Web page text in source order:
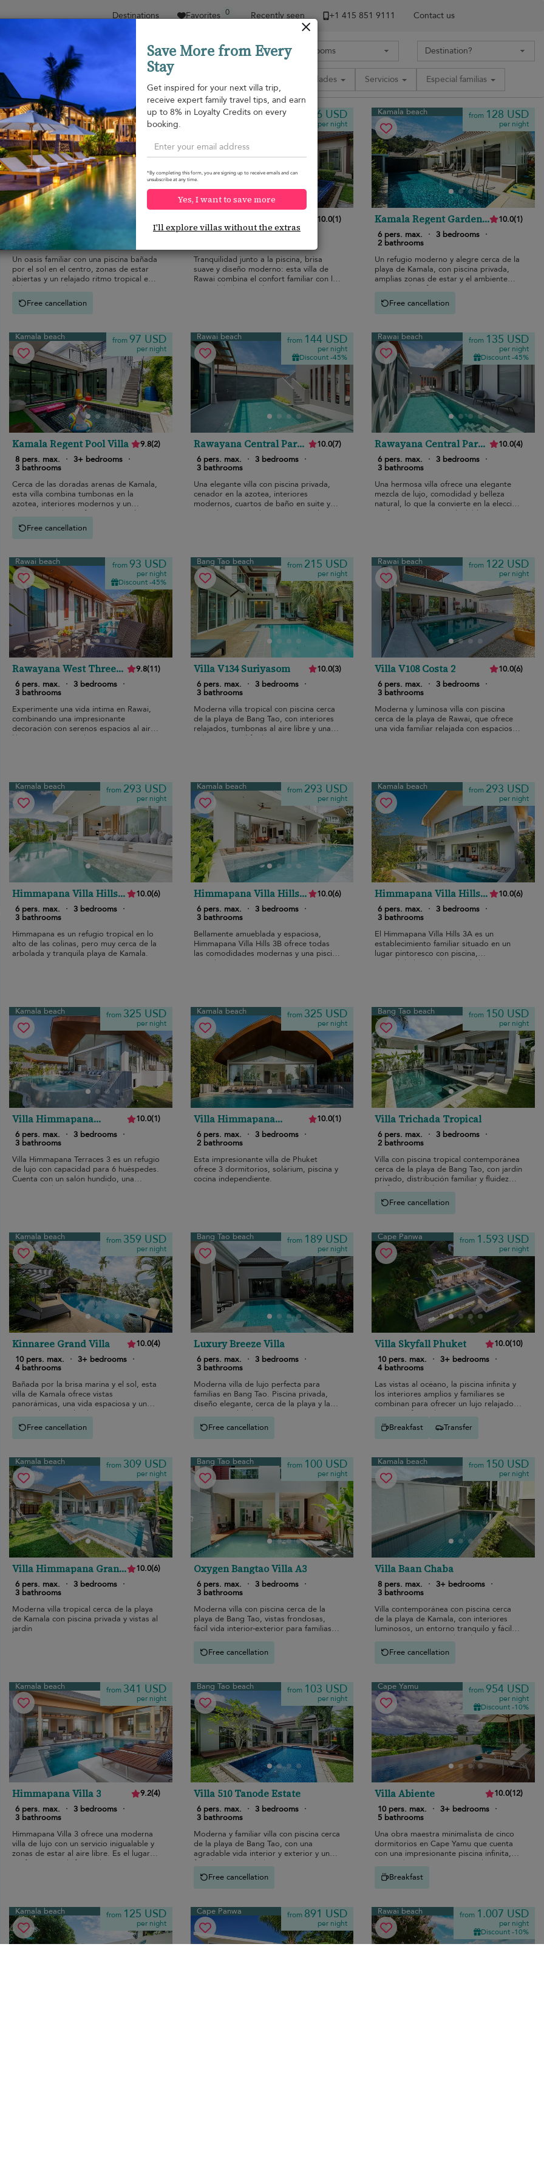
Destinations Favorites 0 Recently seen +1 ​415 851 9111 Contact us
Sort by Price range Collecciones Comodidades Servicios Especial familias
Krabi from575 USD
per night
Baan Pinya 10.0
6 pers. max. ·
3 bathrooms
Un oasis familiar con una piscina bañada
por el sol en el centro, zonas de estar
abiertas y un relajado ritmo tropical en
la hermosa Krabi.
Free cancellation
Rawai beach 126 USD
per night
10.0(1)
6 pers. max. · 3 bedrooms
Tranquilidad junto a la piscina, brisa
suave y diseño moderno: esta villa de
Rawai combina el confort familiar con la
comodidad tropical.
Kamala beach from 128 USD
per night
Kamala Regent Garden
View Villa
10.0(1)
6 pers. max.
· 3 bedrooms ·
2 bathrooms
Un refugio moderno y alegre cerca de la
playa de Kamala, con piscina privada,
amplias zonas de estar y el ambiente
vacacional perfecto.
Free cancellation
Kamala beach from 97 USD
per night
Kamala Regent Pool Villa 9.8(2)
8 pers. max.
· 3+ bedrooms ·
3 bathrooms
Cerca de las doradas arenas de Kamala,
esta villa combina tumbonas en la
azotea, interiores modernos y un
despreocupado confort vacacional.
Free cancellation
Rawai beach from 144 USD
per night
Discount -45%
Rawayana Central Park
Three Bedroom Grand
Deluxe Villa
10.0(7)
6 pers. max.
· 3 bedrooms ·
3 bathrooms
Una elegante villa con piscina privada,
cenador en la azotea, interiores
modernos, cuartos de baño en suite y
cómodo acceso a las atracciones de
Rawai beach from 135 USD
per night
Discount -45%
Rawayana Central Park
Three Bedroom Deluxe
Villa
10.0(4)
6 pers. max.
· 3 bedrooms ·
3 bathrooms
Una hermosa villa ofrece una elegante
mezcla de lujo, comodidad y belleza
natural, lo que la convierte en la elección
perfecta para unas inolvidables
Rawai beach from 93 USD
per night
Discount -45%
Rawayana West Three
Bedroom Villa
9.8(11)
6 pers. max.
· 3 bedrooms ·
3 bathrooms
Experimente una vida íntima en Rawai,
combinando una impresionante
decoración con serenos espacios al aire
libre y piscina privada.
Bang Tao beach from 215 USD
per night
Villa V134 Suriyasom 10.0(3)
6 pers. max.
· 3 bedrooms ·
3 bathrooms
Moderna villa tropical con piscina cerca
de la playa de Bang Tao, con interiores
relajados, tumbonas al aire libre y una
vida vacacional fácil.
Rawai beach from 122 USD
per night
Villa V108 Costa 2 10.0(6)
6 pers. max.
· 3 bedrooms ·
3 bathrooms
Moderna y luminosa villa con piscina
cerca de la playa de Rawai, que ofrece
una vida familiar relajada con espacios
Kamala beach from 293 USD
per night
Himmapana Villa Hills
3C
10.0(6)
6 pers. max.
· 3 bedrooms ·
3 bathrooms
Himmapana es un refugio tropical en lo
alto de las colinas, pero muy cerca de la
arbolada y tranquila playa de Kamala.
Kamala beach from 293 USD
per night
Himmapana Villa Hills
3B
10.0(6)
6 pers. max.
· 3 bedrooms ·
3 bathrooms
Bellamente amueblada y espaciosa,
Himmapana Villa Hills 3B ofrece todas
las comodidades modernas y una piscina
privada con vistas panorámicas.
Kamala beach from 293 USD
per night
Himmapana Villa Hills
3A
10.0(6)
6 pers. max.
· 3 bedrooms ·
3 bathrooms
El Himmapana Villa Hills 3A es un
establecimiento familiar situado en un
lugar pintoresco con piscina,
comodidades modernas y habitaciones
Kamala beach from 325 USD
per night
Villa Himmapana
Terraces 3
10.0(1)
6 pers. max.
· 3 bedrooms ·
3 bathrooms
Villa Himmapana Terraces 3 es un refugio
de lujo con capacidad para 6 huéspedes.
Cuenta con un salón hundido, una
piscina y 3 habitaciones palaciegas.
Kamala beach from 325 USD
per night
Villa Himmapana
Terraces Family
10.0(1)
6 pers. max.
· 3 bedrooms ·
2 bathrooms
Esta impresionante villa de Phuket
ofrece 3 dormitorios, solárium, piscina y
cocina independiente.
Bang Tao beach from 150 USD
per night
Villa Trichada Tropical
6 pers. max. · 3 bedrooms ·
2 bathrooms
Villa con piscina tropical contemporánea
cerca de la playa de Bang Tao, con jardín
privado, distribución familiar y fluidez
perfecta entre el interior y el exterior.
Free cancellation
Kamala beach from 359 USD
per night
Kinnaree Grand Villa 10.0(4)
10 pers. max.
· 3+ bedrooms ·
4 bathrooms
Bañada por la brisa marina y el sol, esta
villa de Kamala ofrece vistas
panorámicas, una vida espaciosa y un
toque de arte tailandés.
Free cancellation
Bang Tao beach from 189 USD
per night
Luxury Breeze Villa
6 pers. max. · 3 bedrooms ·
3 bathrooms
Moderna villa de lujo perfecta para
familias en Bang Tao. Piscina privada,
diseño elegante, cerca de la playa y las
atracciones locales.
Free cancellation
Cape Panwa from 1.593 USD
per night
Villa Skyfall Phuket 10.0(10)
10 pers. max.
· 3+ bedrooms ·
4 bathrooms
Las vistas al océano, la piscina infinita y
los interiores amplios y familiares se
combinan para ofrecer un lujo relajado
en este refugio de Cape Panwa.
Breakfast
Transfer
Kamala beach from 309 USD
per night
Villa Himmapana Grand
Valley 3
10.0(6)
6 pers. max.
· 3 bedrooms ·
3 bathrooms
Moderna villa tropical cerca de la playa
de Kamala con piscina privada y vistas al
jardín
Bang Tao beach from 100 USD
per night
Oxygen Bangtao Villa A3
6 pers. max. · 3 bedrooms ·
3 bathrooms
Moderna villa con piscina cerca de la
playa de Bang Tao, vistas frondosas,
fácil vida interior-exterior para familias y
Free cancellation
Kamala beach from 150 USD
per night
Villa Baan Chaba
8 pers. max. · 3+ bedrooms ·
3 bathrooms
Villa contemporánea con piscina cerca
de la playa de Kamala, con interiores
luminosos, un entorno tranquilo y fácil
acceso a las puestas de sol.
Free cancellation
Kamala beach from 341 USD
per night
Himmapana Villa 3 9.2(4)
6 pers. max.
· 3 bedrooms ·
3 bathrooms
Himmapana Villa 3 ofrece una moderna
villa de lujo con un servicio inigualable y
zonas de estar al aire libre. Es el lugar
perfecto para disfrutar de unas
Bang Tao beach from 103 USD
per night
Villa 510 Tanode Estate
6 pers. max. · 3 bedrooms ·
3 bathrooms
Moderna y familiar villa con piscina cerca
de la playa de Bang Tao, con una
agradable vida interior y exterior y una
frondosa privacidad.
Free cancellation
Cape Yamu from 954 USD
per night
Discount -10%
Villa Abiente 10.0(12)
10 pers. max.
· 3+ bedrooms ·
5 bathrooms
Una obra maestra minimalista de cinco
dormitorios en Cape Yamu que cuenta
con una impresionante piscina infinita,
centro de gimnasio compartido e
impresionantes vistas de la bahía de
Phang Nga.
Breakfast
Kamala beach from 125 USD
per night
Cape Panwa from 891 USD
per night
Rawai beach from 1.007 USD
per night
Discount -10%
Save More from Every
Stay
Get inspired for your next villa trip,
receive expert family travel tips, and earn
up to 8% in Loyalty Credits on every
booking.
*By completing this form, you are signing up to receive emails and can
unsubscribe at any time.
Yes, I want to save more
I'll explore villas without the extras